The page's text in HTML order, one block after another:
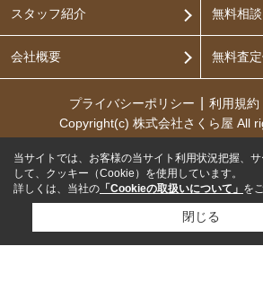
スタッフ紹介
会社概要
無料相談
無料査
プライバシーポリシー 利用規約
Copyright(c) 株式会社さくら屋 All
当サイトでは、お客様の当サイト利用状況把握、
して、クッキー（Cookie）を使用しています。
詳しくは、当社の 「Cookieの取扱いについて」 を
閉じる